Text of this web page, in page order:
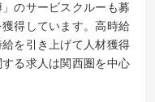
のサービスクルーも募
得しています。高時給
を引き上げて人材獲得
る求人は関西圏を中心